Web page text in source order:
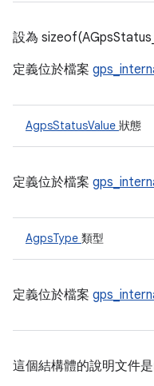
設為
定義位於檔案
AgpsStatusValue 狀態
定義位於檔案
AgpsType 類型
定義位於檔案
這個結構體的說明文件